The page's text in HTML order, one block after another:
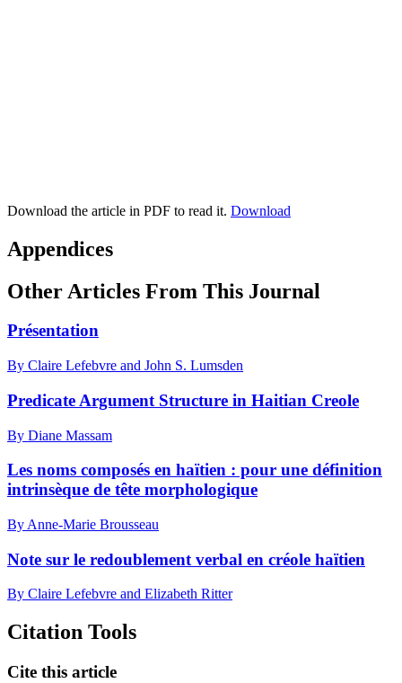
Download the article in PDF to read it. Download
Appendices
Other Articles From This Journal
Présentation
By Claire Lefebvre and John S. Lumsden
Predicate Argument Structure in Haitian Creole
By Diane Massam
Les noms composés en haïtien : pour une définition
intrinsèque de tête morphologique
By Anne-Marie Brousseau
Note sur le redoublement verbal en créole haïtien
By Claire Lefebvre and Elizabeth Ritter
Citation Tools
Cite this article